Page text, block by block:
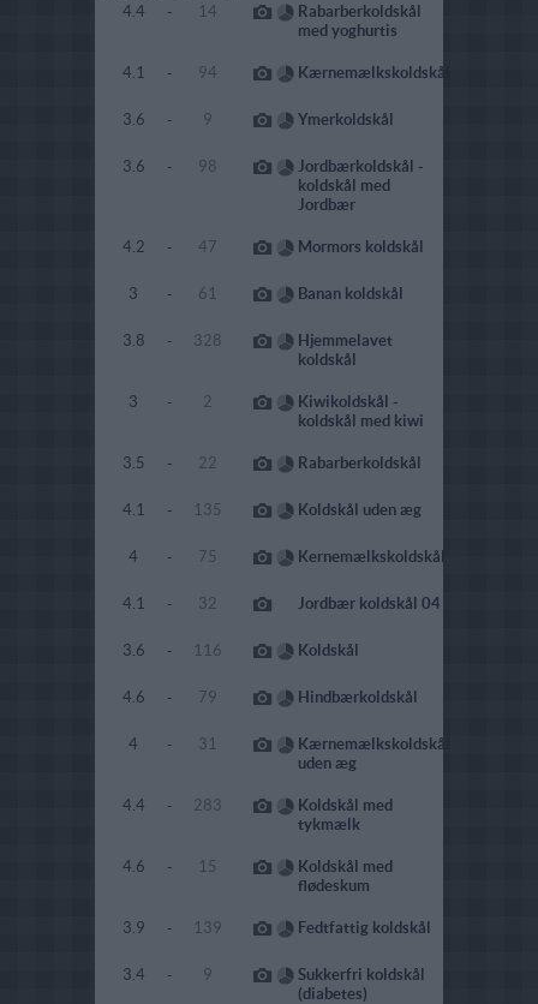
4.4
- 14
Rabarberkoldskål
med yoghurtis
4.1 - 94 Kærnemælkskoldskål
3.6 - 9 Ymerkoldskål
3.6 - 98
Jordbærkoldskål -
koldskål med
Jordbær
4.2 - 47 Mormors koldskål
3 - 61 Banan koldskål
3.8 - 328
Hjemmelavet
koldskål
3 - 2
Kiwikoldskål -
koldskål med kiwi
3.5 - 22 Rabarberkoldskål
4.1 - 135 Koldskål uden æg
4 - 75 Kernemælkskoldskål
4.1 - 32 Jordbær koldskål 04
3.6 - 116 Koldskål
4.6 - 79 Hindbærkoldskål
4 - 31
Kærnemælkskoldskål
uden æg
4.4 - 283
Koldskål med
tykmælk
4.6 - 15
Koldskål med
flødeskum
3.9 - 139 Fedtfattig koldskål
3.4 - 9
Sukkerfri koldskål
(diabetes)